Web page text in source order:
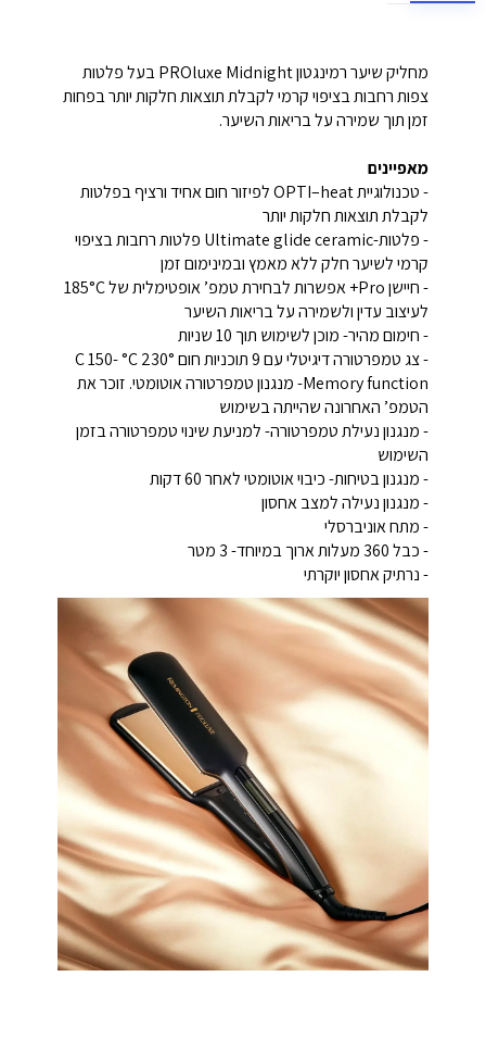
מחליק שיער רמינגטון PROluxe Midnight בעל פלטות
צפות רחבות בציפוי קרמי לקבלת תוצאות חלקות יותר בפחות
זמן תוך שמירה על בריאות השיער.
מאפיינים
- טכנולוגיית OPTI–heat לפיזור חום אחיד ורציף בפלטות
לקבלת תוצאות חלקות יותר
- פלטות-Ultimate glide ceramic פלטות רחבות בציפוי
קרמי לשיער חלק ללא מאמץ ובמינימום זמן
- חיישן Pro+ אפשרות לבחירת טמפ’ אופטימלית של 185°C
לעיצוב עדין ולשמירה על בריאות השיער
- חימום מהיר- מוכן לשימוש תוך 10 שניות
- צג טמפרטורה דיגיטלי עם 9 תוכניות חום °C 150- °C 230
Memory function- מנגנון טמפרטורה אוטומטי. זוכר את
הטמפ’ האחרונה שהייתה בשימוש
- מנגנון נעילת טמפרטורה- למניעת שינוי טמפרטורה בזמן
השימוש
- מנגנון בטיחות- כיבוי אוטומטי לאחר 60 דקות
- מנגנון נעילה למצב אחסון
- מתח אוניברסלי
- כבל 360 מעלות ארוך במיוחד- 3 מטר
- נרתיק אחסון יוקרתי